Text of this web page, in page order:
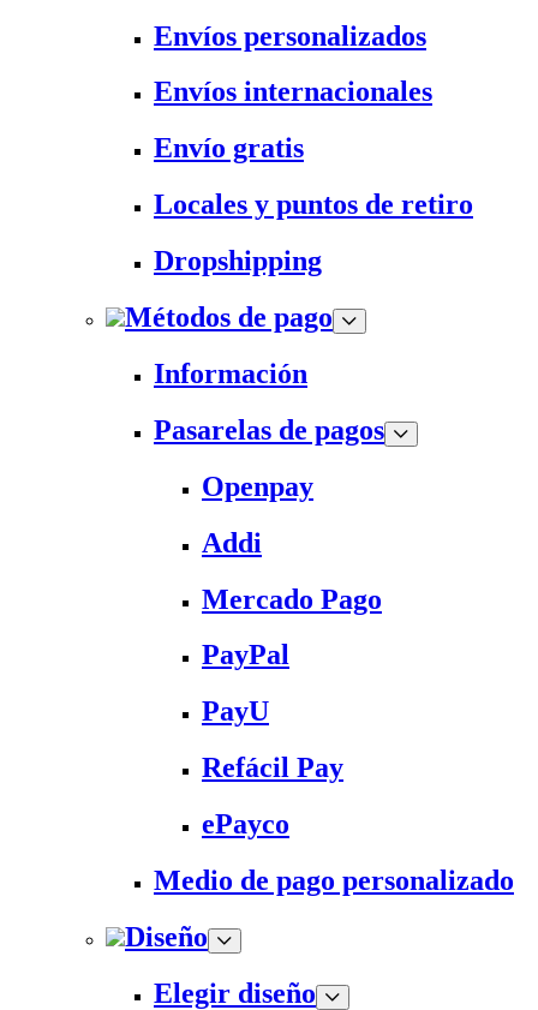
Envíos personalizados
Envíos internacionales
Envío gratis
Locales y puntos de retiro
Dropshipping
Métodos de pago
Información
Pasarelas de pagos
Openpay
Addi
Mercado Pago
PayPal
PayU
Refácil Pay
ePayco
Medio de pago personalizado
Diseño
Elegir diseño